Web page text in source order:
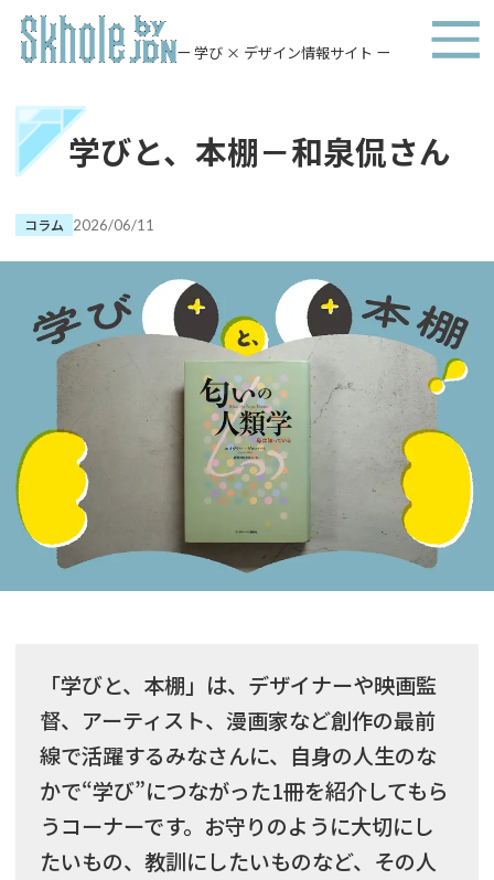
ー 学び × デザイン情報サイト ー
学びと、本棚－和泉侃さん
コラム 2026/06/11
「学びと、本棚」は、デザイナーや映画監
督、アーティスト、漫画家など創作の最前
線で活躍するみなさんに、自身の人生のな
かで“学び”につながった1冊を紹介してもら
うコーナーです。お守りのように大切にし
たいもの、教訓にしたいものなど、その人